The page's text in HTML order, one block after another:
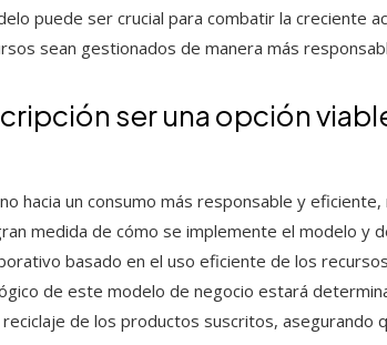
puede ser crucial para combatir la creciente
sean gestionados de manera más
ser una opción
hacia un consumo más responsable y eficiente,
medida de cómo se implemente el modelo y
basado en el uso eficiente de los
de este modelo de negocio estará
de los productos suscritos, asegurando